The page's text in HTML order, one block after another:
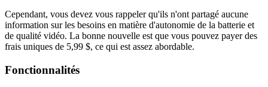
Cependant, vous devez vous rappeler qu'ils n'ont partagé aucune
information sur les besoins en matière d'autonomie de la batterie et
de qualité vidéo. La bonne nouvelle est que vous pouvez payer des
frais uniques de 5,99 $, ce qui est assez abordable.
Fonctionnalités